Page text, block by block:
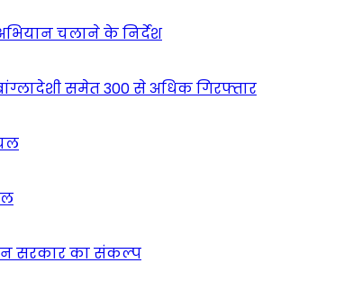
अभियान चलाने के निर्देश
समेत 300 से अधिक गिरफ्तार
सरकार का संकल्प